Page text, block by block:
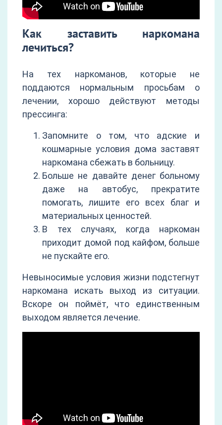
Как заставить наркомана
лечиться?
На тех наркоманов, которые не
поддаются нормальным просьбам о
лечении, хорошо действуют методы
прессинга:
Запомните о том, что адские и
кошмарные условия дома заставят
наркомана сбежать в больницу.
Больше не давайте денег больному
даже на автобус, прекратите
помогать, лишите его всех благ и
материальных ценностей.
В тех случаях, когда наркоман
приходит домой под кайфом, больше
не пускайте его.
Невыносимые условия жизни подстегнут
наркомана искать выход из ситуации.
Вскоре он поймёт, что единственным
выходом является лечение.